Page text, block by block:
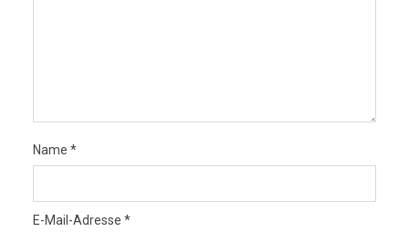
Name *
E-Mail-Adresse *